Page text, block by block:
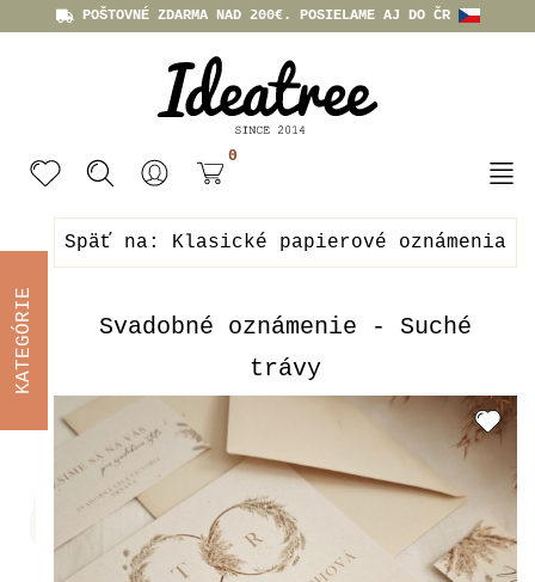
POŠTOVNÉ ZDARMA NAD 200€. POSIELAME AJ DO ČR
0
Späť na: Klasické papierové oznámenia
Svadobné oznámenie - Suché
trávy
KATEGÓRIE